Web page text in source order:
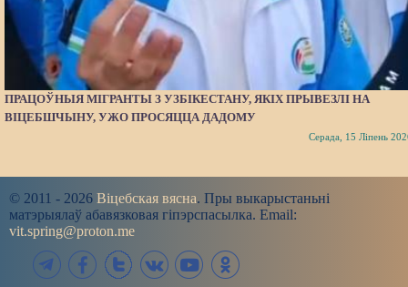
ПРАЦОЎНЫЯ МІГРАНТЫ З УЗБІКЕСТАНУ, ЯКІХ ПРЫВЕЗЛІ НА
ВІЦЕБШЧЫНУ, УЖО ПРОСЯЦЦА ДАДОМУ
Серада, 15 Ліпень
© 2011 - 2026 Віцебская вясна. Пры выкарыстаньні
матэрыялаў абавязковая гіпэрспасылка. Email:
vit.spring@proton.me